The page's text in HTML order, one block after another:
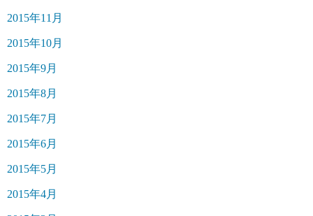
2015年11月
2015年10月
2015年9月
2015年8月
2015年7月
2015年6月
2015年5月
2015年4月